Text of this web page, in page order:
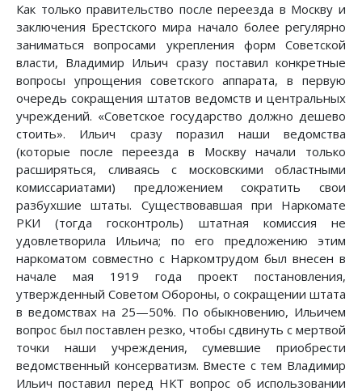
Как только правительство после переезда в Москву и
заключения Брестского мира начало более регулярно
заниматься вопросами укрепления форм Советской
власти, Владимир Ильич сразу поставил конкретные
вопросы упрощения советского аппарата, в первую
очередь сокращения штатов ведомств и центральных
учреждений. «Советское государство должно дешево
стоить». Ильич сразу поразил наши ведомства
(которые после переезда в Москву начали только
расширяться, сливаясь с московскими областными
комиссариатами) предложением сократить свои
разбухшие штаты. Существовавшая при Наркомате
РКИ (тогда госконтроль) штатная комиссия не
удовлетворила Ильича; по его предложению этим
наркоматом совместно с Наркомтрудом был внесен в
начале мая 1919 года проект постановления,
утвержденный Советом Обороны, о сокращении штата
в ведомствах на 25—50%. По обыкновению, Ильичем
вопрос был поставлен резко, чтобы сдвинуть с мертвой
точки наши учреждения, сумевшие приобрести
ведомственный консерватизм. Вместе с тем Владимир
Ильич поставил перед НКТ вопрос об использовании